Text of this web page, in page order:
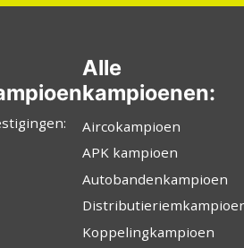
Alle
kampioenen:
Aircokampioen
APK kampioen
Autobandenkampioen
Koppelingkampioen